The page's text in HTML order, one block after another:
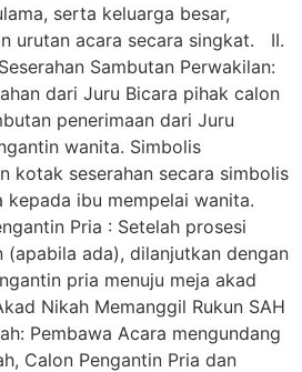
serta keluarga besar,
urutan acara secara singkat. II.
Sambutan Perwakilan:
dari Juru Bicara pihak calon
penerimaan dari Juru
wanita. Simbolis
kotak seserahan secara simbolis
ibu mempelai wanita.
Pria : Setelah prosesi
(apabila ada), dilanjutkan dengan
pria menuju meja akad
Nikah Memanggil Rukun SAH
Pembawa Acara mengundang
Calon Pengantin Pria dan